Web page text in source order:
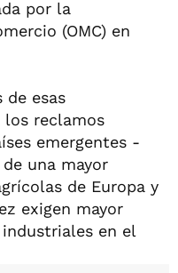
por la
(OMC) en
de esas
los reclamos
emergentes -
una mayor
de Europa y
exigen mayor
en el